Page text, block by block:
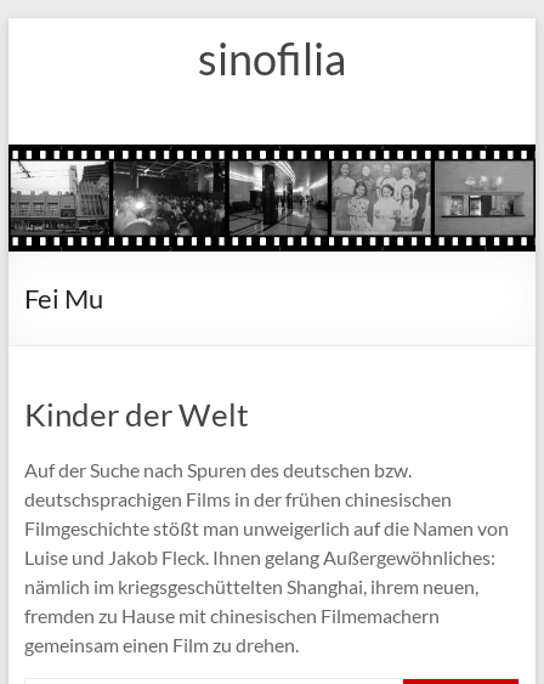
sinofilia
Fei Mu
Kinder der Welt
Auf der Suche nach Spuren des deutschen bzw.
deutschsprachigen Films in der frühen chinesischen
Filmgeschichte stößt man unweigerlich auf die Namen von
Luise und Jakob Fleck. Ihnen gelang Außergewöhnliches:
nämlich im kriegsgeschüttelten Shanghai, ihrem neuen,
fremden zu Hause mit chinesischen Filmemachern
gemeinsam einen Film zu drehen.